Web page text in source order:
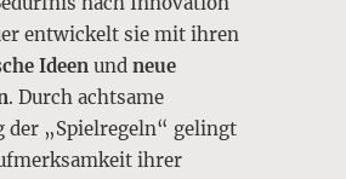
entwickelt sie mit ihren
Ideen und neue
. Durch achtsame
der „Spielregeln“ gelingt
ihrer